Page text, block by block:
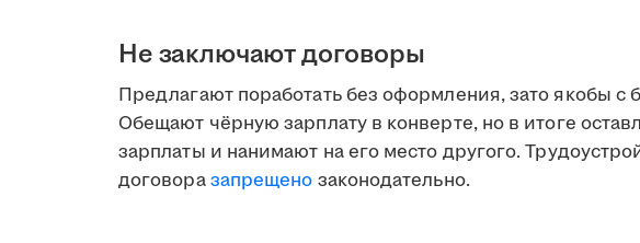
Не заключают договоры
Предлагают поработать без оформления, зато якобы
Обещают чёрную зарплату в конверте, но в итоге
зарплаты и нанимают на его место другого.
договоразапрещено законодательно.